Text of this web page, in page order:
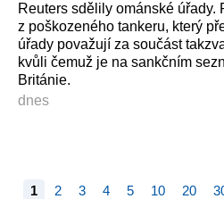
Reuters sdělily ománské úřady.
z poškozeného tankeru, který
úřady považují za součást
kvůli čemuž je na sankčním
Británie.
dnes
1 2 3 4 5 10 20